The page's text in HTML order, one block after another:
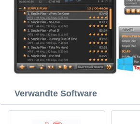
Verwandte Software